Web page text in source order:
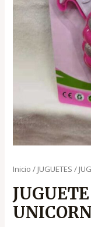
Inicio / JUGUETES /